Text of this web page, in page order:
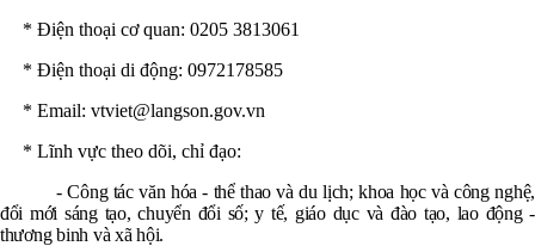
* Điện thoại cơ quan: 0205 3813061
* Điện thoại di động: 0972178585
* Email: vtviet@langson.gov.vn
* Lĩnh vực theo dõi, chỉ đạo:
- Công tác văn hóa - thể thao và du lịch; khoa học và công nghệ,
đổi mới sáng tạo, chuyển đổi số; y tế, giáo dục và đào tạo, lao động -
thương binh và xã hội.